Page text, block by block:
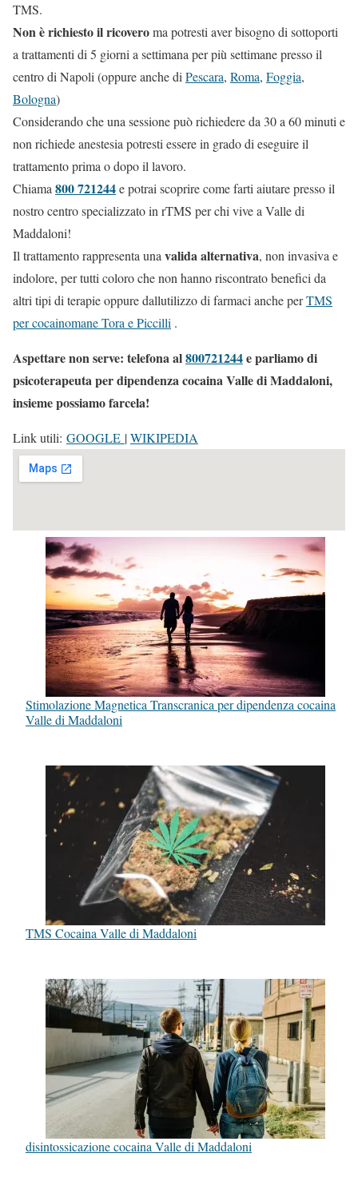
TMS.
Non è richiesto il ricoveroma potresti aver bisogno di sottoporti
a trattamenti di 5 giorni a settimana per più settimane presso il
centro di Napoli (oppure anche di Pescara, Roma, Foggia,
Bologna)
Considerando che una sessione può richiedere da 30 a 60 minuti e
non richiede anestesia potresti essere in grado di eseguire il
trattamento prima o dopo il lavoro.
Chiama 800 721244e potrai scoprire come farti aiutare presso il
nostro centro specializzato in rTMS per chi vive a Valle di
Maddaloni!
Il trattamento rappresenta una valida alternativa, non invasiva e
indolore, per tutti coloro che non hanno riscontrato benefici da
altri tipi di terapie oppure dallutilizzo di farmaci anche perTMS
per cocainomane Tora e Piccilli .
Aspettare non serve: telefona al800721244e parliamo di
psicoterapeuta per dipendenza cocaina Valle di Maddaloni,
insieme possiamo farcela!
Link utili: GOOGLE |WIKIPEDIA
Stimolazione Magnetica Transcranica per dipendenza cocaina
Valle di Maddaloni
TMS Cocaina Valle di Maddaloni
disintossicazione cocaina Valle di Maddaloni